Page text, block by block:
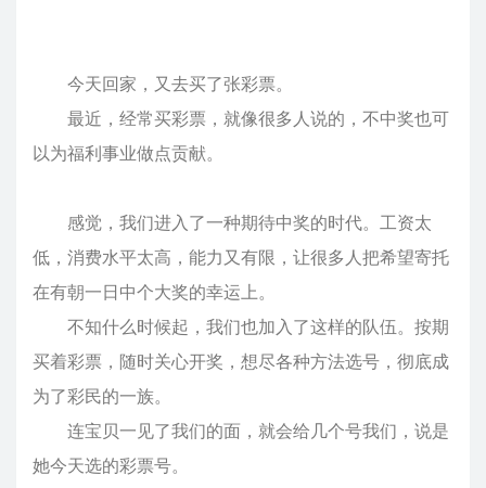
今天回家，又去买了张彩票。
最近，经常买彩票，就像很多人说的，不中奖也可
以为福利事业做点贡献。
感觉，我们进入了一种期待中奖的时代。工资太
低，消费水平太高，能力又有限，让很多人把希望寄托
在有朝一日中个大奖的幸运上。
不知什么时候起，我们也加入了这样的队伍。按期
买着彩票，随时关心开奖，想尽各种方法选号，彻底成
为了彩民的一族。
连宝贝一见了我们的面，就会给几个号我们，说是
她今天选的彩票号。